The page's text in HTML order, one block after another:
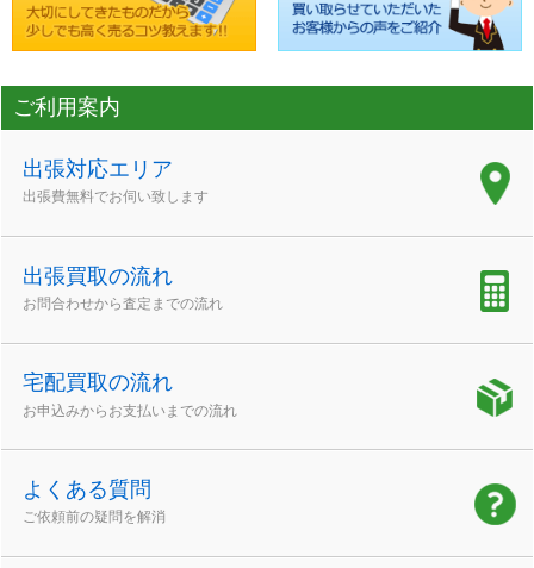
ご利用案内
出張対応エリア
出張費無料でお伺い致します
出張買取の流れ
お問合わせから査定までの流れ
宅配買取の流れ
お申込みからお支払いまでの流れ
よくある質問
ご依頼前の疑問を解消